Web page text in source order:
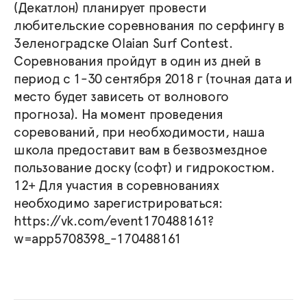
(Декатлон) планирует провести
любительские соревнования по серфингу в
Зеленоградске Olaian Surf Contest.
Соревнования пройдут в один из дней в
период с 1-30 сентября 2018 г (точная дата и
место будет зависеть от волнового
прогноза). На момент проведения
соревований, при необходимости, наша
школа предоставит вам в безвозмездное
пользование доску (софт) и гидрокостюм.
12+ Для участия в соревнованиях
необходимо зарегистрироваться:
https://vk.com/event170488161?
w=app5708398_-170488161